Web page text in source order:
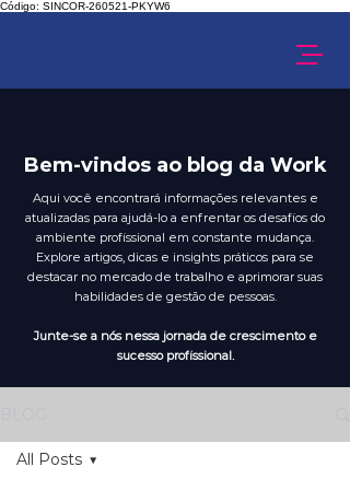
Código: SINCOR-260521-PKYW6
Bem-vindos ao blog da Work
Aqui você encontrará informações relevantes e
atualizadas para ajudá-lo a enfrentar os desafios do
ambiente profissional em constante mudança.
Explore artigos, dicas e insights práticos para se
destacar no mercado de trabalho e aprimorar suas
habilidades de gestão de pessoas.
Junte-se a nós nessa jornada de crescimento e
sucesso profissional.
All Posts